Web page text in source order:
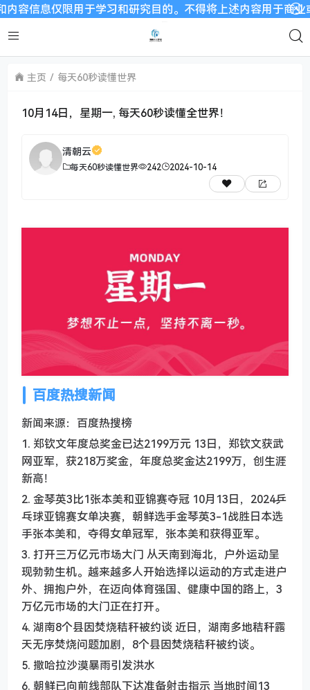
息仅限用于学习和研究目的。不得将上述内容用于商业或者
主页 每天60秒读懂世界
10月14日，星期一, 每天60秒读懂全世界！
清朝云
每天60秒读懂世界 242 2024-10-14
百度热搜新闻
新闻来源：百度热搜榜
1. 郑钦文年度总奖金已达2199万元 13日，郑钦文获武
网亚军，获218万奖金，年度总奖金达2199万，创生涯
新高！
2. 金琴英3比1张本美和亚锦赛夺冠 10月13日，2024乒
乓球亚锦赛女单决赛，朝鲜选手金琴英3-1战胜日本选
手张本美和，夺得女单冠军，张本美和获得亚军。
3. 打开三万亿元市场大门 从天南到海北，户外运动呈
现勃勃生机。越来越多人开始选择以运动的方式走进户
外、拥抱户外，在迈向体育强国、健康中国的路上，3
万亿元市场的大门正在打开。
4. 湖南8个县因焚烧秸秆被约谈 近日，湖南多地秸秆露
天无序焚烧问题加剧，8个县因焚烧秸秆被约谈。
5. 撒哈拉沙漠暴雨引发洪水
6. 朝鲜已向前线部队下达准备射击指示 当地时间13